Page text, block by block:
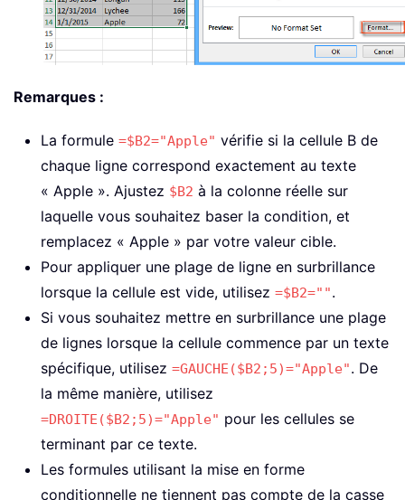
Remarques :
La formule =$B2="Apple" vérifie si la cellule B de
chaque ligne correspond exactement au texte
« Apple ». Ajustez $B2 à la colonne réelle sur
laquelle vous souhaitez baser la condition, et
remplacez « Apple » par votre valeur cible.
Pour appliquer une plage de ligne en surbrillance
lorsque la cellule est vide, utilisez =$B2="".
Si vous souhaitez mettre en surbrillance une plage
de lignes lorsque la cellule commence par un texte
spécifique, utilisez =GAUCHE($B2;5)="Apple". De
la même manière, utilisez
=DROITE($B2;5)="Apple" pour les cellules se
terminant par ce texte.
Les formules utilisant la mise en forme
conditionnelle ne tiennent pas compte de la casse